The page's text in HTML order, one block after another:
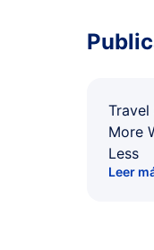
Travel
More
Less
Leer